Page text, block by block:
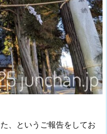
、というご報告をしてお